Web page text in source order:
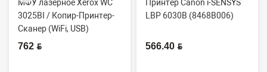
МФУ лазерное Xerox WC
3025BI / Копир-Принтер-
Сканер (WiFi, USB)
762 BYN
Принтер Canon i-SENSYS
LBP 6030B (8468B006)
566.40 BYN